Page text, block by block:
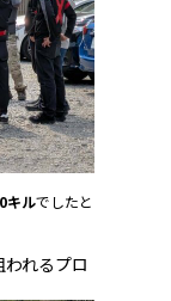
0キルでしたと
れるプロ